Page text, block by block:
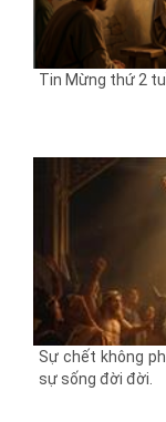
Tin Mừng thứ 2
Sự chết không
sự sống đời đời.